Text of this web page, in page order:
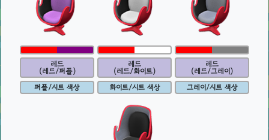
레드
(레드/퍼플)
퍼플/시트 색상
레드
(레드/화이트)
화이트/시트 색상
레드
(레드/그레이)
그레이/시트 색상